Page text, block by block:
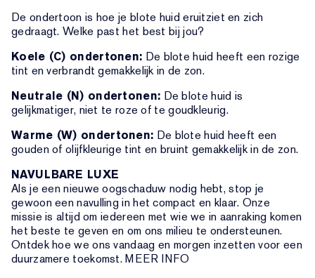
De ondertoon is hoe je blote huid eruitziet en zich
gedraagt. Welke past het best bij jou?
Koele (C) ondertonen: De blote huid heeft een rozige
tint en verbrandt gemakkelijk in de zon.
Neutrale (N) ondertonen: De blote huid is
gelijkmatiger, niet te roze of te goudkleurig.
Warme (W) ondertonen: De blote huid heeft een
gouden of olijfkleurige tint en bruint gemakkelijk in de zon.
NAVULBARE LUXE
Als je een nieuwe oogschaduw nodig hebt, stop je
gewoon een navulling in het compact en klaar. Onze
missie is altijd om iedereen met wie we in aanraking komen
het beste te geven en om ons milieu te ondersteunen.
Ontdek hoe we ons vandaag en morgen inzetten voor een
duurzamere toekomst. MEER INFO